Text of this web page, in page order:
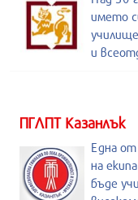
името
и
ПГЛПТ Казанлък
Една
на
бъде